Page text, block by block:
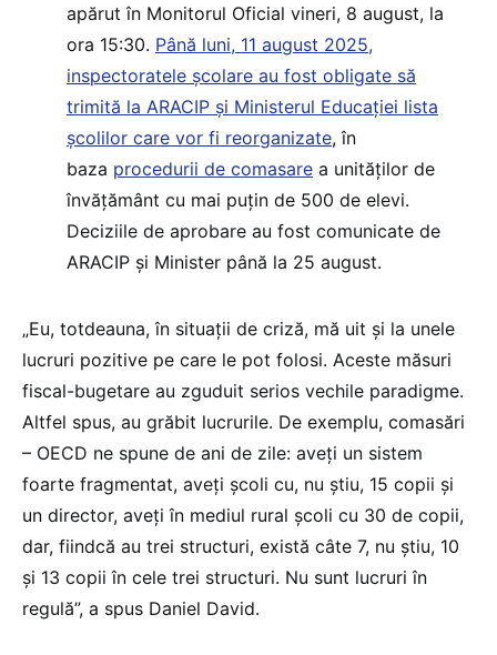
apărut în Monitorul Oficial vineri, 8 august, la
ora 15:30. Până luni, 11 august 2025,
inspectoratele școlare au fost obligate să
trimită la ARACIP și Ministerul Educației lista
școlilor care vor fi reorganizate, în
baza procedurii de comasare a unităților de
învățământ cu mai puțin de 500 de elevi.
Deciziile de aprobare au fost comunicate de
ARACIP și Minister până la 25 august.
„Eu, totdeauna, în situații de criză, mă uit și la unele
lucruri pozitive pe care le pot folosi. Aceste măsuri
fiscal-bugetare au zguduit serios vechile paradigme.
Altfel spus, au grăbit lucrurile. De exemplu, comasări
– OECD ne spune de ani de zile: aveți un sistem
foarte fragmentat, aveți școli cu, nu știu, 15 copii și
un director, aveți în mediul rural școli cu 30 de copii,
dar, fiindcă au trei structuri, există câte 7, nu știu, 10
și 13 copii în cele trei structuri. Nu sunt lucruri în
regulă”, a spus Daniel David.